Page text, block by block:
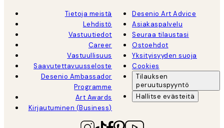
Tietoja meistä
Lehdistö
Vastuutiedot
Career
Vastuullisuus
Saavutettavuusseloste
Desenio Ambassador
Programme
Art Awards
Kirjautuminen (Business)
Desenio Art Advice
Asiakaspalvelu
Seuraa tilaustasi
Ostoehdot
Yksityisyyden suoja
Cookies
Tilauksen
peruutuspyyntö
Hallitse evästeitä